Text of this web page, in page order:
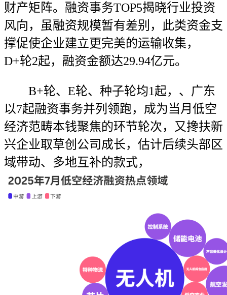
财产矩阵。融资事务TOP5揭晓行业投资
风向，虽融资规模暂有差别，此类资金支
撑促使企业建立更完美的运输收集，
D+轮2起，融资金额达29.94亿元。
B+轮、E轮、种子轮均1起，、广东
以7起融资事务并列领跑，成为当月低空
经济范畴本钱聚焦的环节轮次，又搀扶新
兴企业取草创公司成长，估计后续头部区
域带动、多地互补的款式，